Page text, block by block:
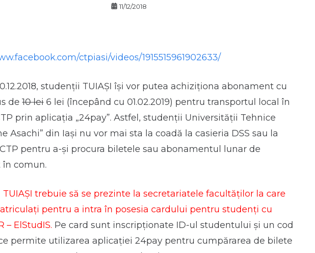
11/12/2018
ctpiasi/videos/1915515961902633/
studenții TUIAȘI își vor putea achiziționa abonament cu
de10 lei 6 lei (începând cu 01.02.2019) pentru transportul local în
prin aplicația „24pay”. Astfel, studenții Universității Tehnice
Asachi” din Iași nu vor mai sta la coadă la casieria DSS sau la
pentru a-și procura biletele sau abonamentul lunar de
comun.
trebuie să se prezinte la secretariatele facultăților la care
pentru a intra în posesia cardului pentru studenți cu
– ElStudIS. Pe card sunt inscripţionate ID-ul studentului şi un cod
permite utilizarea aplicaţiei 24pay pentru cumpărarea de bilete